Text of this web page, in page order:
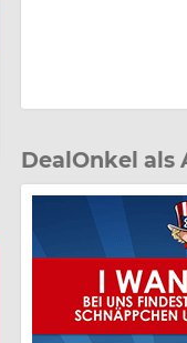
DealOnkel als